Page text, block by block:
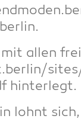
allen
sites/
hinterlegt.
lohnt